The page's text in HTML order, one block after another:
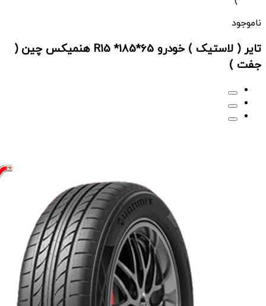
ناموجود
تایر ( لاستیک ) خودرو R15 *185*65 هنمیکس چین (
جفت )